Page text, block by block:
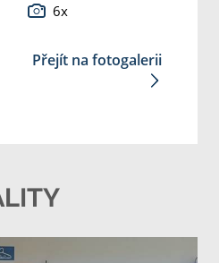
6x
Přejít na fotogalerii